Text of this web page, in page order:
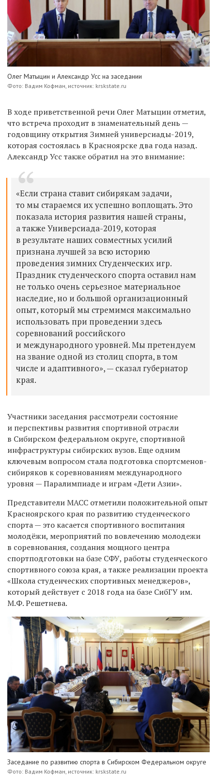
Олег Матыцин и Александр Усс на заседании
Фото: Вадим Кофман, источник: krskstate.ru
В ходе приветственной речи Олег Матыцин отметил,
что встреча проходит в знаменательный день —
годовщину открытия Зимней универсиады-2019,
которая состоялась в Красноярске два года назад.
Александр Усс также обратил на это внимание:
«Если страна ставит сибирякам задачи,
то мы стараемся их успешно воплощать. Это
показала история развития нашей страны,
а также Универсиада-2019, которая
в результате наших совместных усилий
признана лучшей за всю историю
проведения зимних Студенческих игр.
Праздник студенческого спорта оставил нам
не только очень серьезное материальное
наследие, но и большой организационный
опыт, который мы стремимся максимально
использовать при проведении здесь
соревнований российского
и международного уровней. Мы претендуем
на звание одной из столиц спорта, в том
числе и адаптивного», — сказал губернатор
края.
Участники заседания рассмотрели состояние
и перспективы развития спортивной отрасли
в Сибирском федеральном округе, спортивной
инфраструктуры сибирских вузов. Еще одним
ключевым вопросом стала подготовка спортсменов-
сибиряков к соревнованиям международного
уровня — Паралимпиаде и играм «Дети Азии».
Представители МАСС отметили положительной опыт
Красноярского края по развитию студенческого
спорта — это касается спортивного воспитания
молодёжи, мероприятий по вовлечению молодежи
в соревнования, создания мощного центра
спортподготовки на базе СФУ, работы студенческого
спортивного союза края, а также реализации проекта
«Школа студенческих спортивных менеджеров»,
который действует с 2018 года на базе СибГУ им.
М.Ф. Решетнева.
Заседание по развитию спорта в Сибирском Федеральном округе
Фото: Вадим Кофман, источник: krskstate.ru